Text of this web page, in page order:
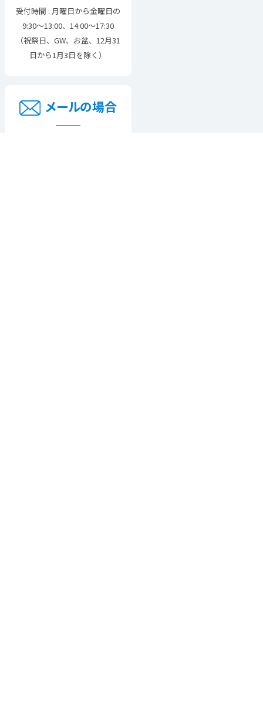
受付時間 : 月曜日から金曜日の
9:30～13:00、14:00～17:30
（祝祭日、GW、お盆、12月31
日から1月3日を除く）
メールの場合